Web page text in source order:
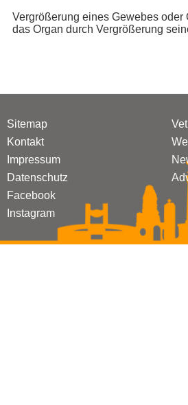
Vergrößerung eines Gewebes
das Organ durch Vergrößerung
Sitemap
Kontakt
Impressum
Datenschutz
Facebook
Instagram